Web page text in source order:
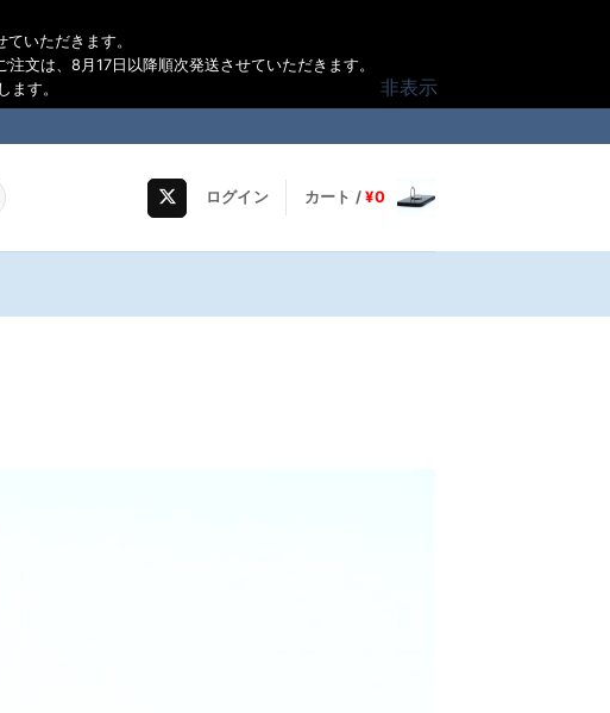
いただきます。
文は、8月17日以降順次発送させていただきます。
す。
非表示
ログイン カート /¥0